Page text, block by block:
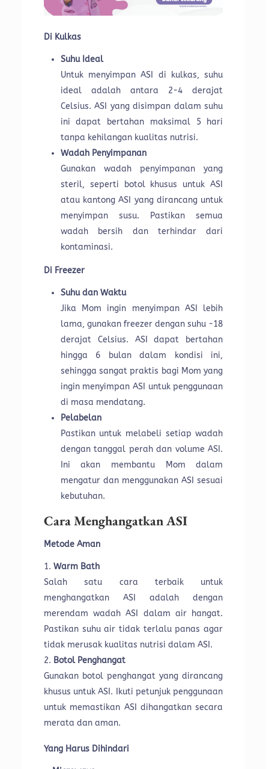
Di Kulkas
Suhu Ideal
Untuk menyimpan ASI di kulkas, suhu
ideal adalah antara 2-4 derajat
Celsius. ASI yang disimpan dalam suhu
ini dapat bertahan maksimal 5 hari
tanpa kehilangan kualitas nutrisi.
Wadah Penyimpanan
Gunakan wadah penyimpanan yang
steril, seperti botol khusus untuk ASI
atau kantong ASI yang dirancang untuk
menyimpan susu. Pastikan semua
wadah bersih dan terhindar dari
kontaminasi.
Di Freezer
Suhu dan Waktu
Jika Mom ingin menyimpan ASI lebih
lama, gunakan freezer dengan suhu -18
derajat Celsius. ASI dapat bertahan
hingga 6 bulan dalam kondisi ini,
sehingga sangat praktis bagi Mom yang
ingin menyimpan ASI untuk penggunaan
di masa mendatang.
Pelabelan
Pastikan untuk melabeli setiap wadah
dengan tanggal perah dan volume ASI.
Ini akan membantu Mom dalam
mengatur dan menggunakan ASI sesuai
kebutuhan.
Cara Menghangatkan ASI
Metode Aman
Warm Bath
Salah satu cara terbaik untuk
menghangatkan ASI adalah dengan
merendam wadah ASI dalam air hangat.
Pastikan suhu air tidak terlalu panas agar
tidak merusak kualitas nutrisi dalam ASI.
Botol Penghangat
Gunakan botol penghangat yang dirancang
khusus untuk ASI. Ikuti petunjuk penggunaan
untuk memastikan ASI dihangatkan secara
merata dan aman.
Yang Harus Dihindari